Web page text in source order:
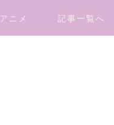
アニメ 記事一覧へ